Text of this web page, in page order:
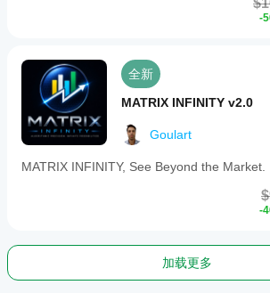
-
全新
MATRIX INFINITY v2.0
Goulart
MATRIX INFINITY, See Beyond the Market.
-
加载更多